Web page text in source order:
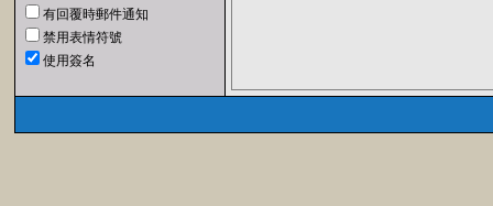
有回覆時郵件通知
禁用表情符號
使用簽名